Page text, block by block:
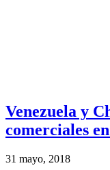
Venezuela y
comerciales
31 mayo, 2018